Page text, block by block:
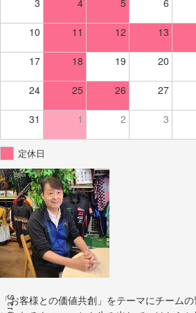
10 11 12 13
17 18 19 20
24 25 26 27
31 1 2 3
定休日
「お客様との価値共創」をテーマにチーム